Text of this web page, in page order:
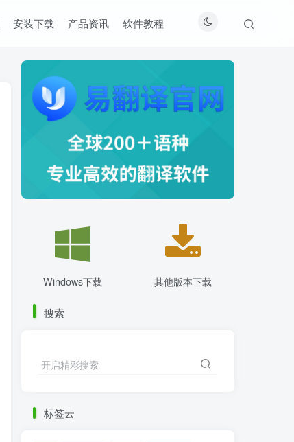
安装下载 产品资讯 软件教程
Windows下载 其他版本下载
搜索
开启精彩搜索
标签云